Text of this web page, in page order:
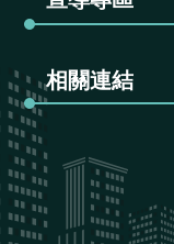
相關連結